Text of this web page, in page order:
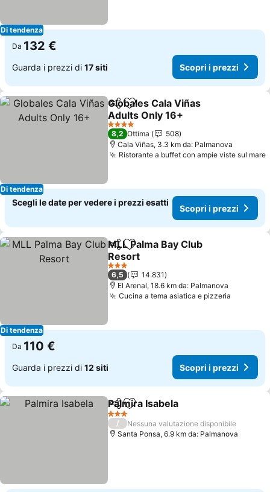
Di tendenza
Da 132 €
Guarda i prezzi di 17 siti Scopri i prezzi
Di tendenza
CondividiAggiungi ai preferiti
Globales Cala Viñas
Adults Only 16+
4 Stelle
8,2 Ottima
508
Cala Viñas, 3.3 km da: Palmanova
Ristorante a buffet con ampie viste sul mare
Scegli le date per vedere i prezzi esatti
Scopri i prezzi
Di tendenza
CondividiAggiungi ai preferiti
MLL Palma Bay Club
Resort
3 Stelle
6,5
14.831
El Arenal, 18.6 km da: Palmanova
Cucina a tema asiatica e pizzeria
Da 110 €
Guarda i prezzi di 12 siti Scopri i prezzi
CondividiAggiungi ai preferiti
Palmira Isabela
3 Stelle
/
Nessuna valutazione disponibile
Santa Ponsa, 6.9 km da: Palmanova